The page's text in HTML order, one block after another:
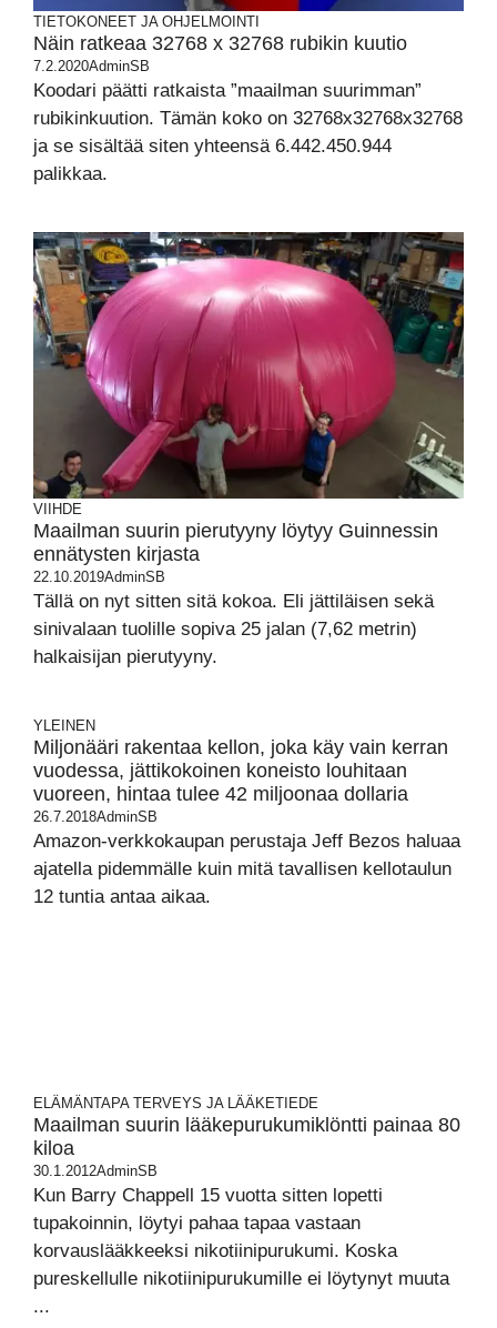
TIETOKONEET JA OHJELMOINTI
Näin ratkeaa 32768 x 32768 rubikin kuutio
7.2.2020AdminSB
Koodari päätti ratkaista ”maailman suurimman”
rubikinkuution. Tämän koko on 32768x32768x32768
ja se sisältää siten yhteensä 6.442.450.944
palikkaa.
VIIHDE
Maailman suurin pierutyyny löytyy Guinnessin
ennätysten kirjasta
22.10.2019AdminSB
Tällä on nyt sitten sitä kokoa. Eli jättiläisen sekä
sinivalaan tuolille sopiva 25 jalan (7,62 metrin)
halkaisijan pierutyyny.
YLEINEN
Miljonääri rakentaa kellon, joka käy vain kerran
vuodessa, jättikokoinen koneisto louhitaan
vuoreen, hintaa tulee 42 miljoonaa dollaria
26.7.2018AdminSB
Amazon-verkkokaupan perustaja Jeff Bezos haluaa
ajatella pidemmälle kuin mitä tavallisen kellotaulun
12 tuntia antaa aikaa.
ELÄMÄNTAPA TERVEYS JA LÄÄKETIEDE
Maailman suurin lääkepurukumiklöntti painaa 80
kiloa
30.1.2012AdminSB
Kun Barry Chappell 15 vuotta sitten lopetti
tupakoinnin, löytyi pahaa tapaa vastaan
korvauslääkkeeksi nikotiinipurukumi. Koska
pureskellulle nikotiinipurukumille ei löytynyt muuta
...